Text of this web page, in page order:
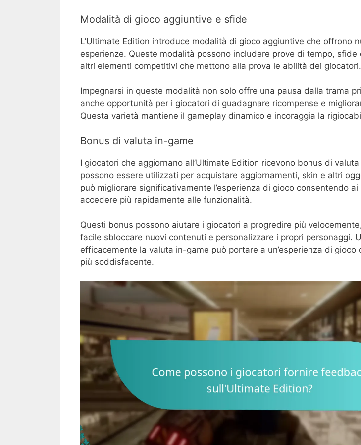
Modalità di gioco aggiuntive e sfide
L’Ultimate Edition introduce modalità di gioco aggiuntive che offrono
esperienze. Queste modalità possono includere prove di tempo,
altri elementi competitivi che mettono alla prova le abilità dei giocatori.
Impegnarsi in queste modalità non solo offre una pausa dalla trama
anche opportunità per i giocatori di guadagnare ricompense e
Questa varietà mantiene il gameplay dinamico e incoraggia la
Bonus di valuta in-game
I giocatori che aggiornano all’Ultimate Edition ricevono bonus di
possono essere utilizzati per acquistare aggiornamenti, skin e altri
può migliorare significativamente l’esperienza di gioco consentendo
accedere più rapidamente alle funzionalità.
Questi bonus possono aiutare i giocatori a progredire più
facile sbloccare nuovi contenuti e personalizzare i propri personaggi.
efficacemente la valuta in-game può portare a un’esperienza di gioco
più soddisfacente.